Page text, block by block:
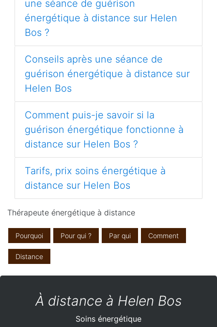
une séance de guérison
énergétique à distance sur Helen
Bos ?
Conseils après une séance de
guérison énergétique à distance sur
Helen Bos
Comment puis-je savoir si la
guérison énergétique fonctionne à
distance sur Helen Bos ?
Tarifs, prix soins énergétique à
distance sur Helen Bos
Thérapeute énergétique à distance
Pourquoi Pour qui ? Par qui Comment
Distance
À distance à Helen Bos
Soins énergétique